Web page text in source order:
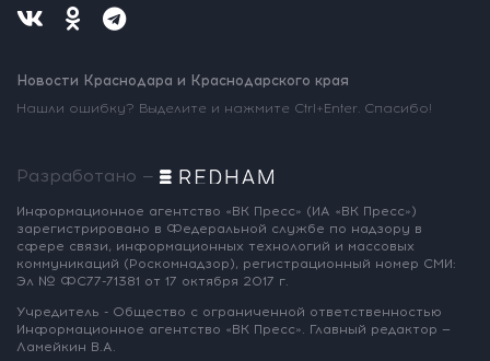
Новости Краснодара и Краснодарского края
Нашли ошибку? Выделите и нажмите Ctrl+Enter. Спасибо!
Разработано —
Информационное агентство «ВК Пресс» (ИА «ВК Пресс»)
зарегистрировано в Федеральной службе по надзору в
сфере связи, информационных технологий и массовых
коммуникаций (Роскомнадзор), регистрационный номер СМИ:
Эл № ФС77-71381 от 17 октября 2017 г.
Учредитель - Общество с ограниченной ответственностью
Информационное агентство «ВК Пресс». Главный редактор —
Ламейкин В.А.